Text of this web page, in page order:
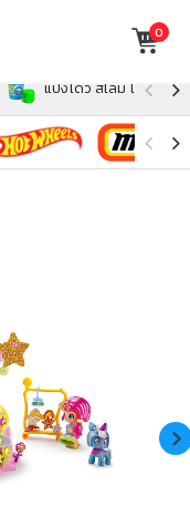
0
แป้งโดว์ สไลม์ โฟม สำห